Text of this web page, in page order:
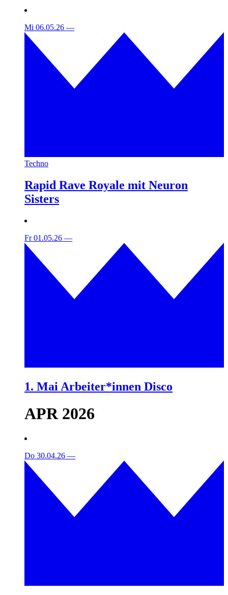
Mi 06.05.26 —
Techno
Rapid Rave Royale mit Neuron
Sisters
Fr 01.05.26 —
1. Mai Arbeiter*innen Disco
APR 2026
Do 30.04.26 —